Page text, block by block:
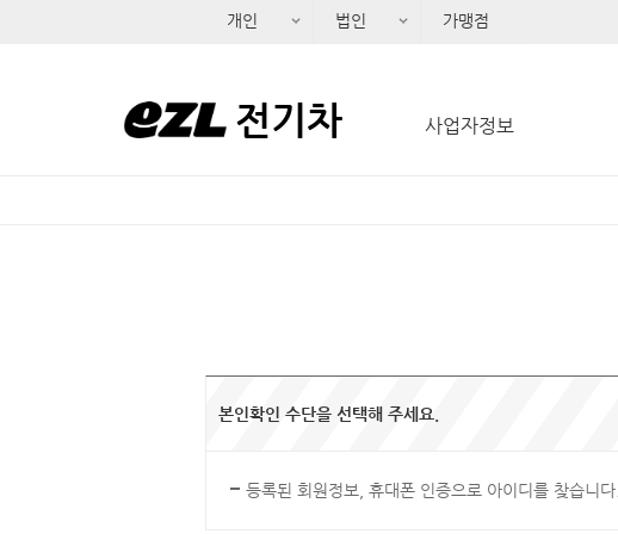
개인 법인 가맹점
전기차 사업자정보
본인확인 수단을 선택해 주세요.
등록된 회원정보, 휴대폰 인증으로 아이디를 찾습니다.